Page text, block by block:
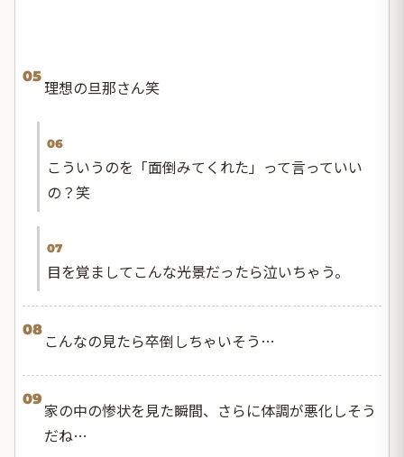
05
理想の旦那さん笑
06
こういうのを「面倒みてくれた」って言っていい
の？笑
07
目を覚ましてこんな光景だったら泣いちゃう。
08
こんなの見たら卒倒しちゃいそう…
09
家の中の惨状を見た瞬間、さらに体調が悪化しそう
だね…